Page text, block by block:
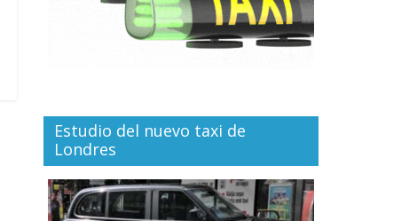
Estudio del nuevo taxi de
Londres